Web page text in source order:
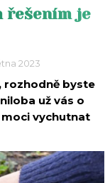
řešením je
2023
rozhodně byste
už vás o
vychutnat